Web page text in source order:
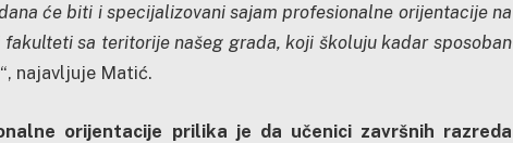
će biti i specijalizovani sajam profesionalne orijentacije na
sa teritorije našeg grada, koji školuju kadar sposoban
“, najavljuje Matić.
orijentacije prilika je da učenici završnih razreda